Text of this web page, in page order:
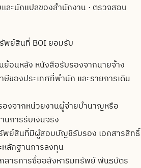
ละนักแปลของสำนักงาน · ตรวจสอบ
พย์สินที่ BOI ยอมรับ
ย้อนหลัง หนังสือรับรองจากนายจ้าง
ของประเทศที่พำนัก และรายการเดิน
งจากหน่วยงานผู้จ่ายบำนาญหรือ
การรับเงินจริง
พย์สินที่มีผู้สอบบัญชีรับรอง เอกสารสิทธิ์
ลักฐานการลงทุน
สารการซื้ออสังหาริมทรัพย์ พันธบัตร